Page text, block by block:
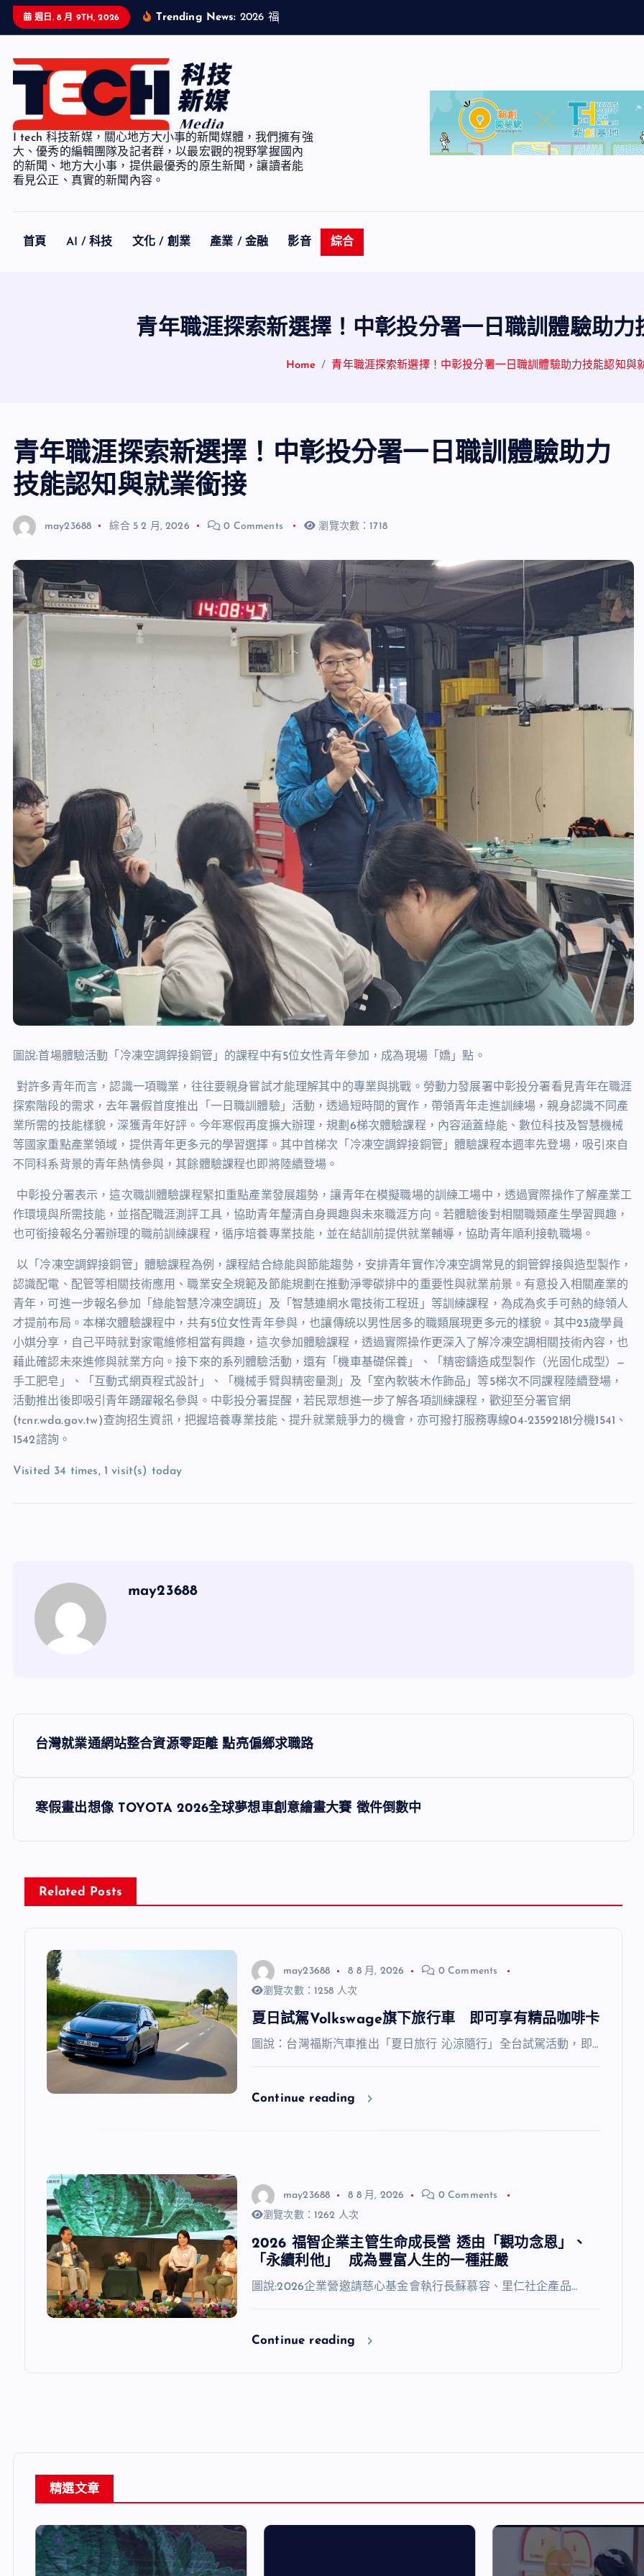
週日. 8 月 9TH, 2026 Trending News: 2026 福
I tech 科技新媒，關心地方大小事的新聞媒體，我們擁有強
大、優秀的編輯團隊及記者群，以最宏觀的視野掌握國內
的新聞、地方大小事，提供最優秀的原生新聞，讓讀者能
看見公正、真實的新聞內容。
首頁 AI / 科技 文化 / 創業 產業 / 金融 影音 綜合
青年職涯探索新選擇！中彰投分署一日職訓體驗助力
Home 青年職涯探索新選擇！中彰投分署一日職訓體驗助力技能認知與
青年職涯探索新選擇！中彰投分署一日職訓體驗助力
技能認知與就業銜接
may23688 綜合 5 2 月, 2026 0 Comments 瀏覽次數：1718
圖說:首場體驗活動「冷凍空調銲接銅管」的課程中有 5位女性青年參加，成為現場「嬌」點。
對許多青年而言，認識一項職業，往往要親身嘗試才能理解其中的專業與挑戰。勞動力發展署中彰投分署看見青年在職涯
探索階段的需求，去年暑假首度推出「一日職訓體驗」活動，透過短時間的實作，帶領青年走進訓練場，親身認識不同產
業所需的技能樣貌，深獲青年好評。今年寒假再度擴大辦理，規劃 6梯次體驗課程，內容涵蓋綠能、數位科技及智慧機械
等國家重點產業領域，提供青年更多元的學習選擇。其中首梯次「冷凍空調銲接銅管」體驗課程本週率先登場，吸引來自
不同科系背景的青年熱情參與，其餘體驗課程也即將陸續登場。
中彰投分署表示，這次職訓體驗課程緊扣重點產業發展趨勢，讓青年在模擬職場的訓練工場中，透過實際操作了解產業工
作環境與所需技能，並搭配職涯測評工具，協助青年釐清自身興趣與未來職涯方向。若體驗後對相關職類產生學習興趣，
也可銜接報名分署辦理的職前訓練課程，循序培養專業技能，並在結訓前提供就業輔導，協助青年順利接軌職場。
以「冷凍空調銲接銅管」體驗課程為例，課程結合綠能與節能趨勢，安排青年實作冷凍空調常見的銅管銲接與造型製作，
認識配電、配管等相關技術應用、職業安全規範及節能規劃在推動淨零碳排中的重要性與就業前景。有意投入相關產業的
青年，可進一步報名參加「綠能智慧冷凍空調班」及「智慧連網水電技術工程班」等訓練課程，為成為炙手可熱的綠領人
才提前布局。本梯次體驗課程中，共有 5位女性青年參與，也讓傳統以男性居多的職類展現更多元的樣貌。其中23歲學員
小娸分享，自己平時就對家電維修相當有興趣，這次參加體驗課程，透過實際操作更深入了解冷凍空調相關技術內容，也
藉此確認未來進修與就業方向。接下來的系列體驗活動，還有「機車基礎保養」、「精密鑄造成型製作（光固化成型） —
手工肥皂」、「互動式網頁程式設計」、「機械手臂與精密量測」及「室內軟裝木作飾品」等5梯次不同課程陸續登場，
活動推出後即吸引青年踴躍報名參與。中彰投分署提醒，若民眾想進一步了解各項訓練課程，歡迎至分署官網
(tcnr.wda.gov.tw)查詢招生資訊，把握培養專業技能、提升就業競爭力的機會，亦可撥打服務專線04-23592181分機1541 、
1542諮詢。
Visited 34 times, 1 visit(s) today
may23688
文
導
台灣就業通網站整合資源零距離 點亮偏鄉求職路
寒假畫出想像 TOYOTA 2026全球夢想車創意繪畫大賽 徵件倒數中
Related Posts
may23688 8 8 月, 2026
0 Comments
瀏覽次數：1258 人次
夏日試駕Volkswage旗下旅行車 即可享有精品咖啡卡
圖說：台灣福斯汽車推出「夏日旅行 沁涼隨行」全台試駕活動，即…
Continue reading
may23688 8 8 月, 2026
0 Comments
瀏覽次數：1262 人次
2026 福智企業主管生命成長營 透由「觀功念恩」、
「永續利他」 成為豐富人生的一種莊嚴
圖說:2026企業營邀請慈心基金會執行長蘇慕容、里仁社企產品…
Continue reading
精選文章